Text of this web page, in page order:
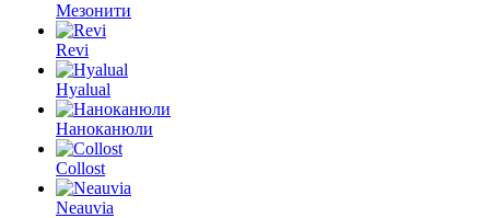
Мезонити
Revi
Hyalual
Наноканюли
Collost
Neauvia